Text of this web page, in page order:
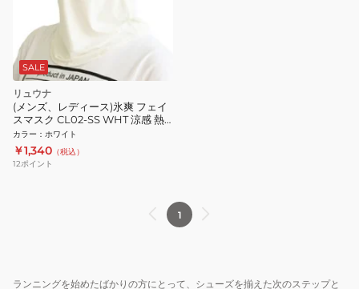
SALE
リュウナ
(メンズ、レディース)氷爽 フェイ
スマスク CL02-SS WHT 涼感 熱
中症対策
カラー ： ホワイト
￥1,340 （税込）
12ポイント
1
ランニングを始めたばかりの方にとって、シューズを揃えた次のステップと